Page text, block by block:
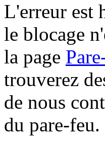
L'erreur est
le blocage
la page
trouverez
de nous
du pare-feu.